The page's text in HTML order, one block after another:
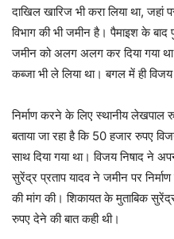
दाखिल खारिज भी करा लिया था, जहां
विभाग की भी जमीन है। पैमाइश के
जमीन को अलग अलग कर दिया गया
कब्जा भी ले लिया था। बगल में ही
निर्माण करने के लिए स्थानीय लेखपाल
बताया जा रहा है कि 50 हजार रुपए
साथ दिया गया था। विजय निषाद ने
सुरेंद्र प्रताप यादव ने जमीन पर
की मांग की। शिकायत के मुताबिक
रुपए देने की बात कही थी।